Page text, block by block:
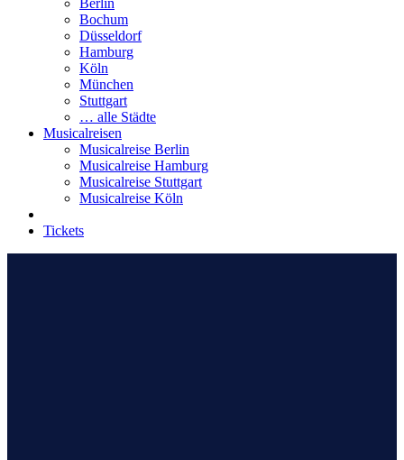
Berlin
Bochum
Düsseldorf
Hamburg
Köln
München
Stuttgart
… alle Städte
Musicalreisen
Musicalreise Berlin
Musicalreise Hamburg
Musicalreise Stuttgart
Musicalreise Köln
Tickets